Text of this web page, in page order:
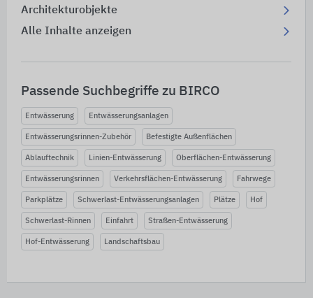
Architekturobjekte
Alle Inhalte anzeigen
Passende Suchbegriffe zu BIRCO
Entwässerung Entwässerungsanlagen
Entwässerungsrinnen-Zubehör Befestigte Außenflächen
Ablauftechnik Linien-Entwässerung Oberflächen-Entwässerung
Entwässerungsrinnen Verkehrsflächen-Entwässerung Fahrwege
Parkplätze Schwerlast-Entwässerungsanlagen Plätze Hof
Schwerlast-Rinnen Einfahrt Straßen-Entwässerung
Hof-Entwässerung Landschaftsbau